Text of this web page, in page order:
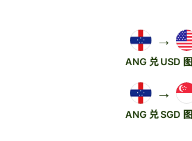
→
ANG 兑 USD
→
ANG 兑 SGD